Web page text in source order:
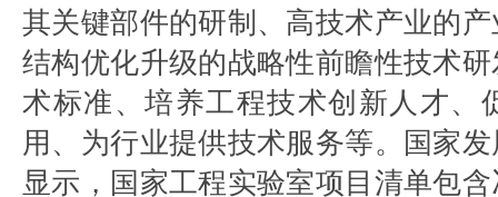
其关键部件的研制、高技术产业的
结构优化升级的战略性前瞻性技术
术标准、培养工程技术创新人才、
用、为行业提供技术服务等。国家
显示，国家工程实验室项目清单包